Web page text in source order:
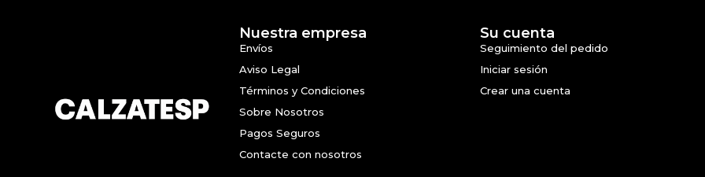
Nuestra empresa
Envíos
Aviso Legal
Términos y Condiciones
Sobre Nosotros
Pagos Seguros
Contacte con nosotros
Su cuenta
Seguimiento del pedido
Iniciar sesión
Crear una cuenta